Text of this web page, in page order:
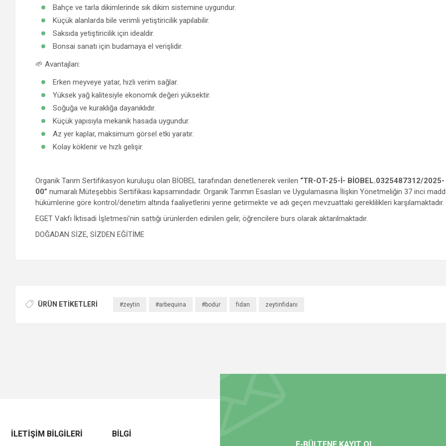
Bahçe ve tarla dikimlerinde sık dikim sistemine uygundur.
Küçük alanlarda bile verimli yetiştiricilik yapılabilir.
Saksıda yetiştiricilik için idealdir.
Bonsai sanatı için budamaya el verişlidir.
🌱 Avantajları:
Erken meyveye yatar, hızlı verim sağlar.
Yüksek yağ kalitesiyle ekonomik değeri yüksektir.
Soğuğa ve kuraklığa dayanıklıdır.
Küçük yapısıyla mekanik hasada uygundur.
Az yer kaplar, maksimum görsel etki yaratır.
Kolay köklenir ve hızlı gelişir.
Organik Tarım Sertifikasyon kuruluşu olan BİOBEL tarafından denetlenerek verilen “TR-OT-25-İ- BİOBEL.0325487312/2025-
00” numaralı Müteşebbis Sertifikası kapsamındadır. Organik Tarımın Esasları ve Uygulamasına İlişkin Yönetmeliğin 37 inci
hükümlerine göre kontrol/denetim altında faaliyetlerini yerine getirmekte ve adı geçen mevzuattaki gereklilikleri karşılamaktadır.
EGET Vakfı İktisadi İşletmesi’nin sattığı ürünlerden edinilen gelir, öğrencilere burs olarak aktarılmaktadır.
DOĞADAN SİZE, SİZDEN EĞİTİME
ÜRÜN ETIKETLERI #zeytin #arbequina #bodur fidan zeytinfidanı
İLETIŞIM BILGILERI BILGI